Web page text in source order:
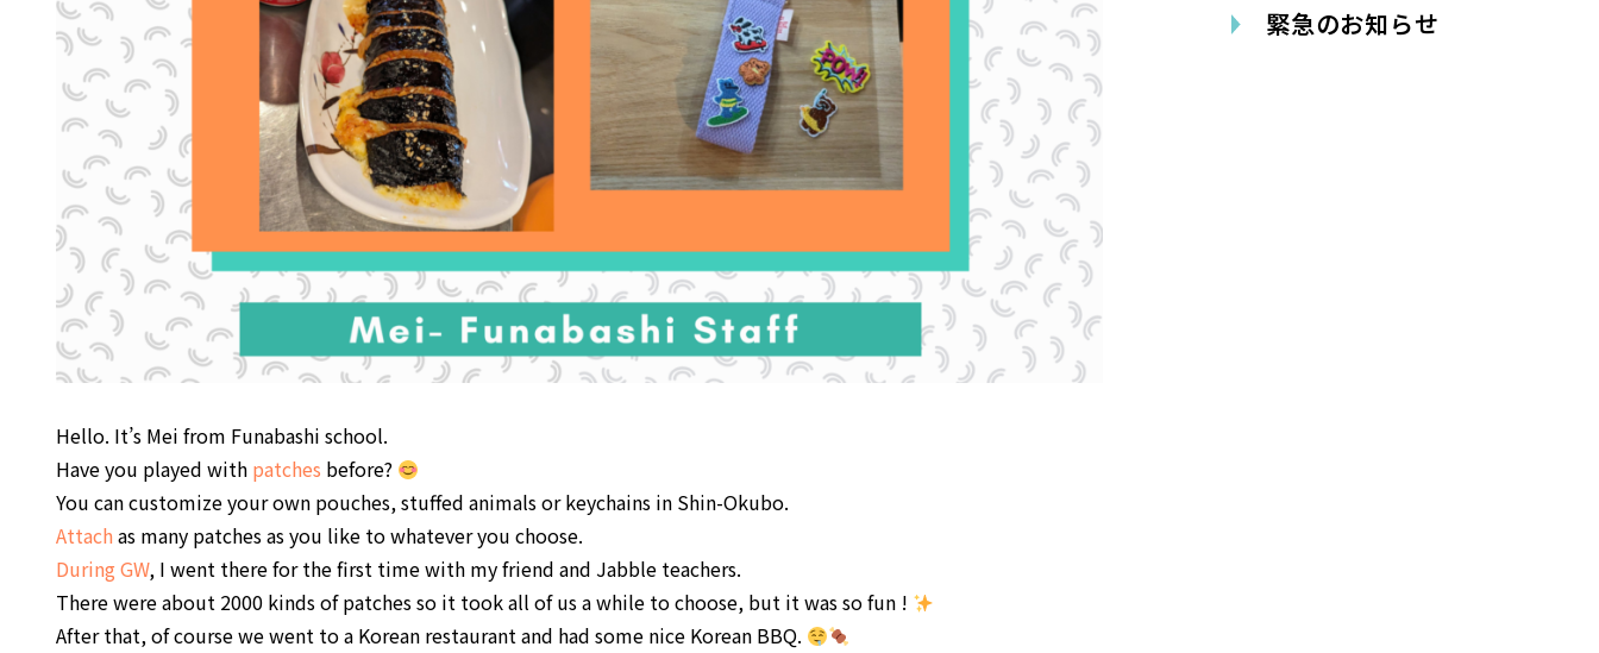
Hello. It’s Mei from Funabashi school.
Have you played with patches before?
You can customize your own pouches, stuffed animals or keychains in Shin-Okubo.
Attachas many patches as you like to whatever you choose.
During GW, I went there for the first time with my friend and Jabble teachers.
There were about 2000 kinds of patches so it took all of us a while to choose, but it was so fun !
After that, of course we went to a Korean restaurant and had some nice Korean BBQ.
緊急のお知らせ